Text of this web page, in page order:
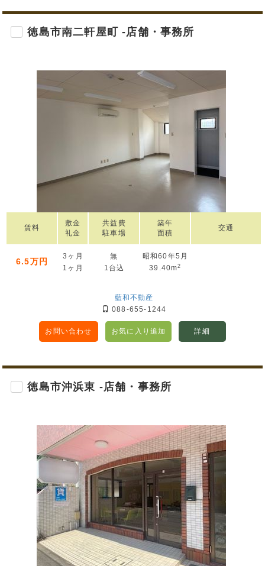
徳島市南二軒屋町 -店舗・事務所
賃料
敷金
礼金
共益費
駐車場
築年
面積
交通
6.5万円
3ヶ月
1ヶ月
無
1台込
昭和60年5月
39.40m2
藍和不動産
088-655-1244
お問い合わせ お気に入り追加 詳細
徳島市沖浜東 -店舗・事務所